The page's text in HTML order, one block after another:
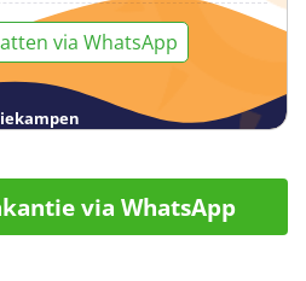
via WhatsApp
via WhatsApp